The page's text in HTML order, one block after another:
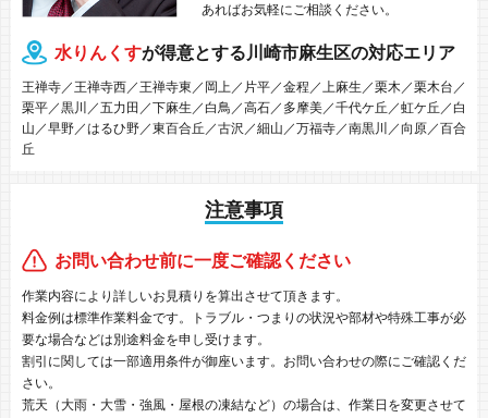
あればお気軽にご相談ください。
水りんくすが得意とする川崎市麻生区の対応エリア
王禅寺／王禅寺西／王禅寺東／岡上／片平／金程／上麻生／栗木／栗木台／
栗平／黒川／五力田／下麻生／白鳥／高石／多摩美／千代ケ丘／虹ケ丘／白
山／早野／はるひ野／東百合丘／古沢／細山／万福寺／南黒川／向原／百合
丘
注意事項
お問い合わせ前に一度ご確認ください
作業内容により詳しいお見積りを算出させて頂きます。
料金例は標準作業料金です。トラブル・つまりの状況や部材や特殊工事が必
要な場合などは別途料金を申し受けます。
割引に関しては一部適用条件が御座います。お問い合わせの際にご確認くだ
さい。
荒天（大雨・大雪・強風・屋根の凍結など）の場合は、作業日を変更させて